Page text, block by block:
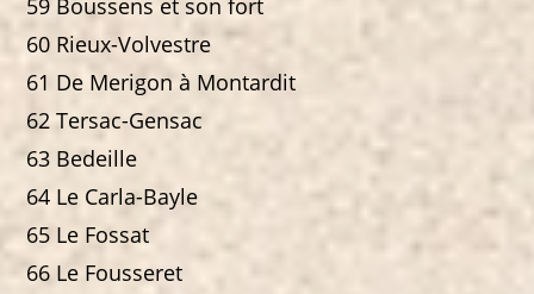
60 Rieux-Volvestre
61 De Merigon à Montardit
62 Tersac-Gensac
63 Bedeille
64 Le Carla-Bayle
65 Le Fossat
66 Le Fousseret